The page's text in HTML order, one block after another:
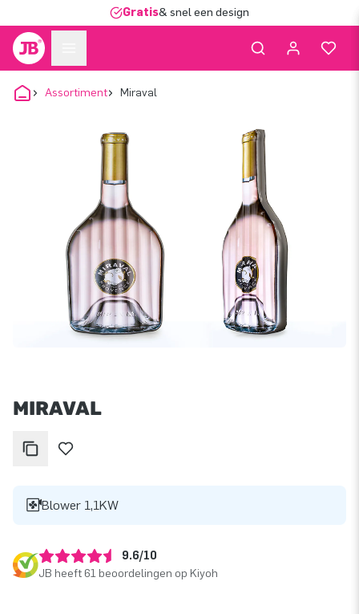
Gratis& snel een design
Assortiment Miraval
MIRAVAL
Blower 1,1KW
9.6/10
JB heeft 61 beoordelingen op Kiyoh